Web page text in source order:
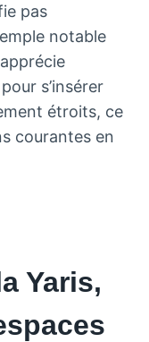
pas
notable
s’insérer
étroits, ce
courantes en
Yaris,